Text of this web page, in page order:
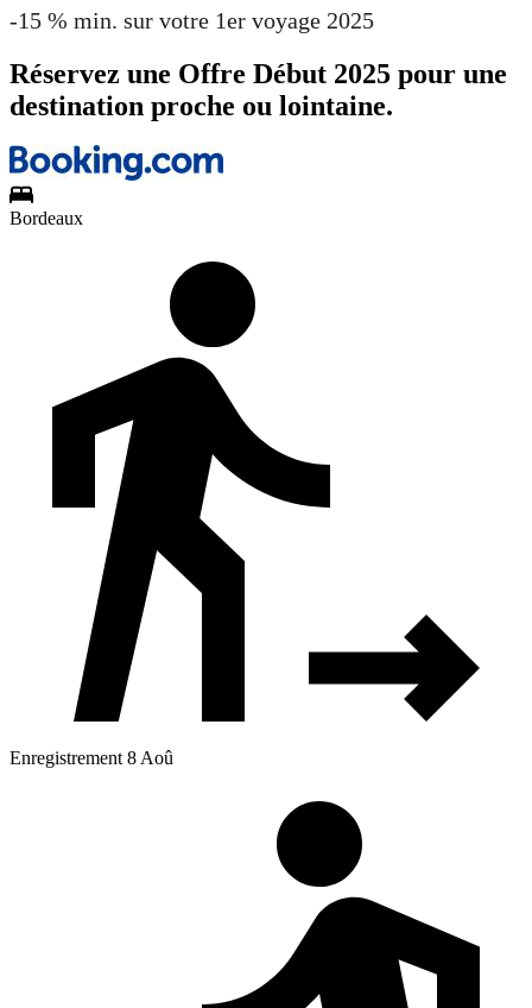
-15 % min. sur votre 1er voyage 2025
Réservez une Offre Début 2025 pour une
destination proche ou lointaine.
Bordeaux
Enregistrement 8 Aoû